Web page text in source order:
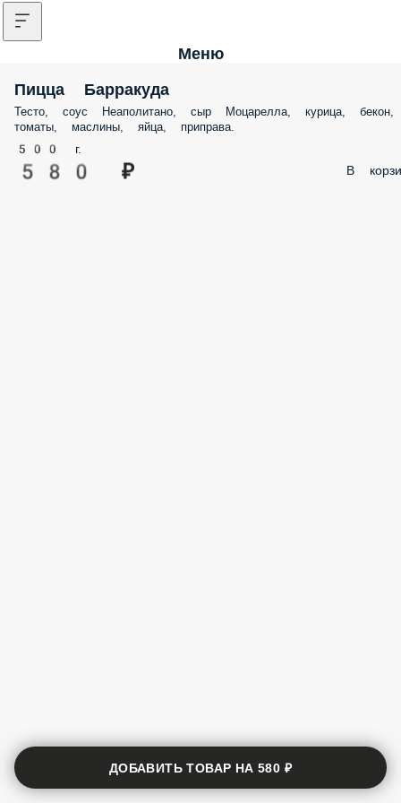
Меню
Пицца Барракуда
Тесто, соус Неаполитано, сыр Моцарелла, курица,
томаты, маслины, яйца, приправа.
500 г.
580 ₽ В
ДОБАВИТЬ ТОВАР НА580 ₽